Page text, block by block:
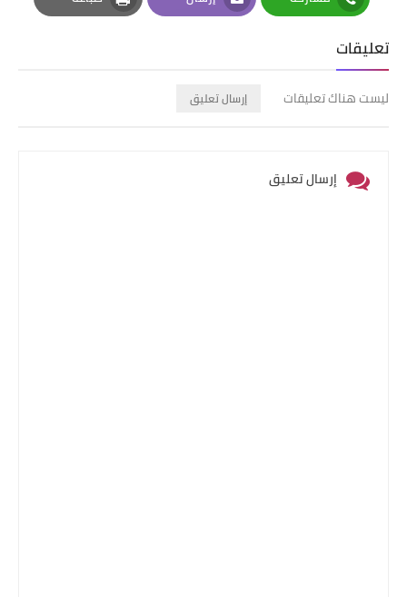
Whatsapp
Email
Print
تعليقات
ليست هناك تعليقات إرسال تعليق
إرسال تعليق